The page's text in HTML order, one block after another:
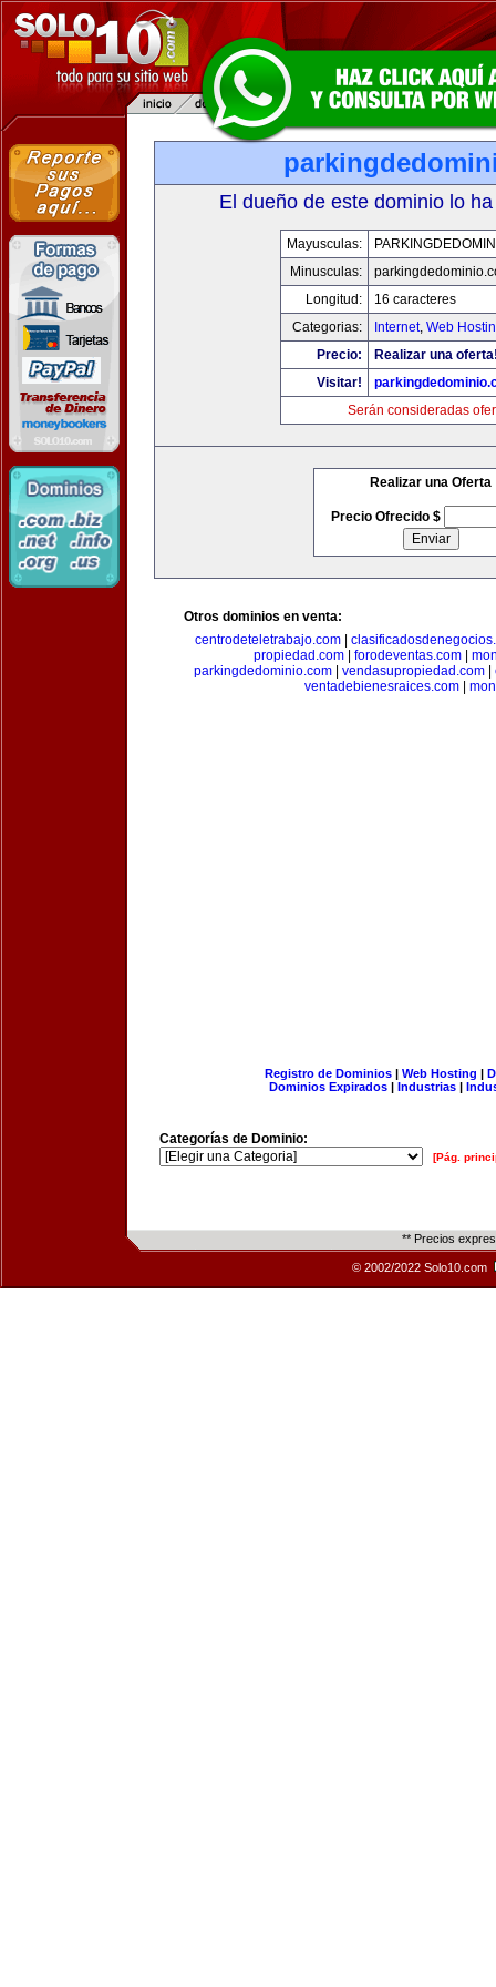
El dueño de este dominio lo
Mayusculas:
Minusculas:
Longitud:
16 caracteres
Categorias:
Internet, Web
Precio:
Realizar una
Visitar!
Serán consideradas
Realizar una Oferta
Precio Ofrecido $
Otros dominios en venta:
centrodeteletrabajo.com
propiedad.com
forodeventas.com
parkingdedominio.com| vendasupropiedad.com|
ventadebienesraices.com
Registro de Dominios| Web Hosting |
Dominios Expirados | Industrias |
Categorías de Dominio:
[Pág.
** Precios
© 2002/2022 Solo10.com